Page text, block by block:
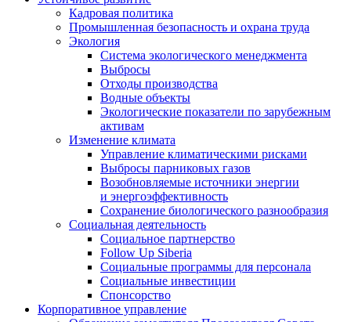
Кадровая политика
Промышленная безопасность и охрана труда
Экология
Система экологического менеджмента
Выбросы
Отходы производства
Водные объекты
Экологические показатели по зарубежным
активам
Изменение климата
Управление климатическими рисками
Выбросы парниковых газов
Возобновляемые источники энергии
и энергоэффективность
Сохранение биологического разнообразия
Социальная деятельность
Социальное партнерство
Follow Up Siberia
Социальные программы для персонала
Социальные инвестиции
Спонсорство
Корпоративное управление